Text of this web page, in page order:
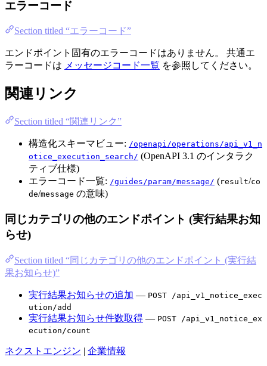
エラーコード
Section titled “エラーコード”
エンドポイント固有のエラーコードはありません。 共通エ
ラーコードは メッセージコード一覧 を参照してください。
関連リンク
Section titled “関連リンク”
構造化スキーマビュー: /openapi/operations/api_v1_n
otice_execution_search/ (OpenAPI 3.1 のインタラク
ティブ仕様)
エラーコード一覧: /guides/param/message/ (result/co
de/message の意味)
同じカテゴリの他のエンドポイント (実行結果お知
らせ)
Section titled “同じカテゴリの他のエンドポイント (実行結
果お知らせ)”
実行結果お知らせの追加 — POST /api_v1_notice_exec
ution/add
実行結果お知らせ件数取得 — POST /api_v1_notice_ex
ecution/count
ネクストエンジン | 企業情報